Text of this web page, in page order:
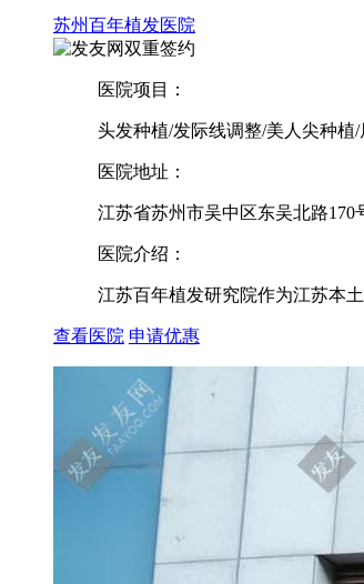
苏州百年植发医院
双重签约
医院项目：
头发种植/发际线调整/美人尖种植
医院地址：
江苏省苏州市吴中区东吴北路170
医院介绍：
江苏百年植发研究院作为江苏本
查看医院 申请优惠